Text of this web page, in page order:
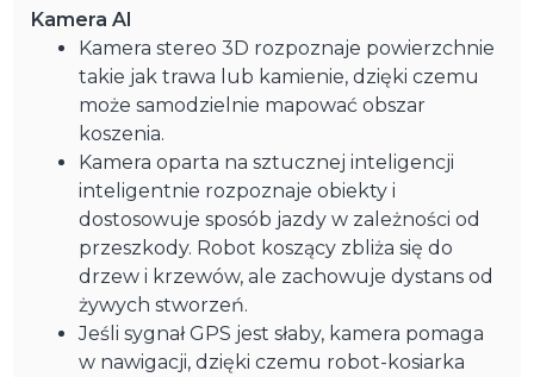
Kamera AI
Kamera stereo 3D rozpoznaje powierzchnie
takie jak trawa lub kamienie, dzięki czemu
może samodzielnie mapować obszar
koszenia.
Kamera oparta na sztucznej inteligencji
inteligentnie rozpoznaje obiekty i
dostosowuje sposób jazdy w zależności od
przeszkody. Robot koszący zbliża się do
drzew i krzewów, ale zachowuje dystans od
żywych stworzeń.
Jeśli sygnał GPS jest słaby, kamera pomaga
w nawigacji, dzięki czemu robot-kosiarka